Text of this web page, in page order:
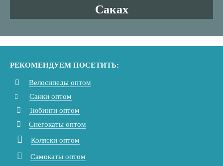
Саках
РЕКОМЕНДУЕМ ПОСЕТИТЬ:
Велосипеды оптом
Санки оптом
Тюбинги оптом
Снегокаты оптом
Коляски оптом
Самокаты оптом